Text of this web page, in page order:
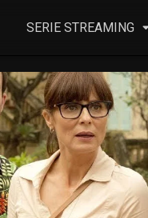
SERIE STREAMING